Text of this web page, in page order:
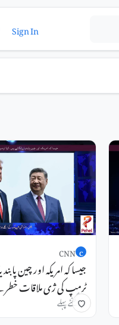
Sign In
C
CNN
جیسا کہ امریکہ اور چین
ٹرمپ کی ژی ملاقات
13 گھنٹے پہلے